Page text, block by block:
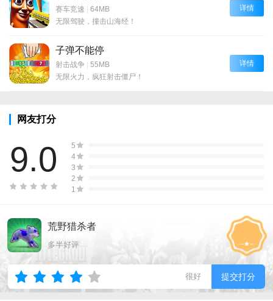
赛车竞速 | 64MB
无限驾驶，撞击山海经！
详情
子弹不能停
射击战争 | 55MB
无限火力，疯狂射击僵尸！
详情
网友打分
9.0
5
4
3
2
1
荒野猎杀者
多半好评
很好 提交打分